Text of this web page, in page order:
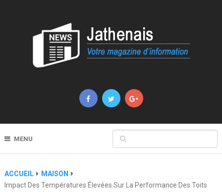
MENU
ACCUEIL
MAISON
Impact Des Températures Élevées Sur La Performance Des Toits